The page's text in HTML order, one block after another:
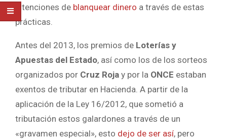
intenciones de blanquear dinero a través de estas
prácticas.
Antes del 2013, los premios de Loterías y
Apuestas del Estado, así como los de los sorteos
organizados por Cruz Roja y por la ONCE estaban
exentos de tributar en Hacienda. A partir de la
aplicación de la Ley 16/2012, que sometió a
tributación estos galardones a través de un
«gravamen especial», esto dejo de ser así, pero